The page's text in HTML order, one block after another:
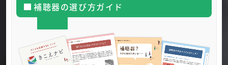
補聴器の選び方ガイド